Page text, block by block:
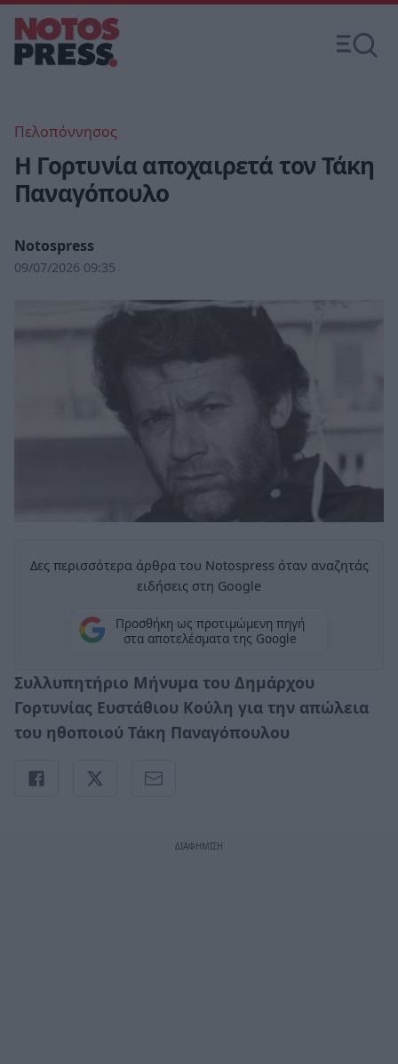
Πελοπόννησος
Η Γορτυνία αποχαιρετά τον Τάκη
Παναγόπουλο
Notospress
09/07/2026 09:35
Δες περισσότερα άρθρα του Notospress όταν αναζητάς
ειδήσεις στη Google
Προσθήκη ως προτιμώμενη πηγή
στα αποτελέσματα της Google
Συλλυπητήριο Μήνυμα του Δημάρχου
Γορτυνίας Ευστάθιου Κούλη για την απώλεια
του ηθοποιού Τάκη Παναγόπουλου